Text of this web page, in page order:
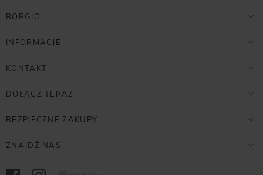
BORGIO
INFORMACJE
KONTAKT
DOŁĄCZ TERAZ
BEZPIECZNE ZAKUPY
ZNAJDŹ NAS